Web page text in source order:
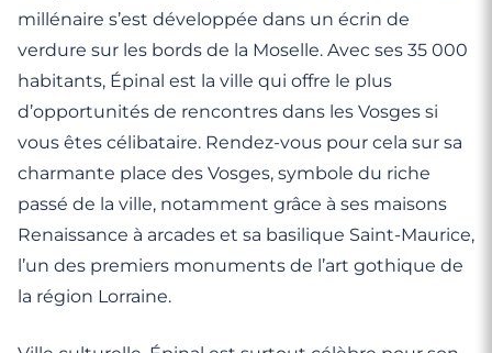
millénaire s’est développée dans un écrin de
verdure sur les bords de la Moselle. Avec ses 35 000
habitants, Épinal est la ville qui offre le plus
d’opportunités de rencontres dans les Vosges si
vous êtes célibataire. Rendez-vous pour cela sur sa
charmante place des Vosges, symbole du riche
passé de la ville, notamment grâce à ses maisons
Renaissance à arcades et sa basilique Saint-Maurice,
l’un des premiers monuments de l’art gothique de
la région Lorraine.